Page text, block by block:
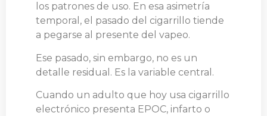
los patrones de uso. En esa asimetría
temporal, el pasado del cigarrillo tiende
a pegarse al presente del vapeo.
Ese pasado, sin embargo, no es un
detalle residual. Es la variable central.
Cuando un adulto que hoy usa cigarrillo
electrónico presenta EPOC, infarto o